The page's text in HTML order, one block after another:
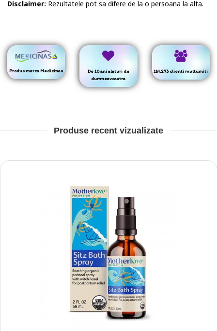
Disclaimer: Rezultatele pot sa difere de la o persoana la alta.
Produs marca Medicinas
De 10 ani alaturi de
dumneavoastra
114.273 clienti multumiti
Produse recent vizualizate